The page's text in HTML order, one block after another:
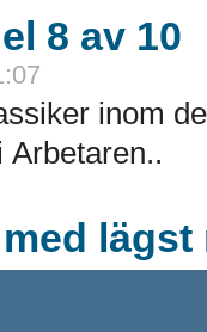
8 av 10
inom
Arbetaren..